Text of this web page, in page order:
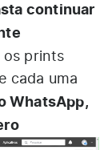
continuar
os prints
cada uma
WhatsApp,